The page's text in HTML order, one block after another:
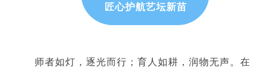
匠心护航艺坛新苗
师者如灯，逐光而行；育人如耕，润物无声。在